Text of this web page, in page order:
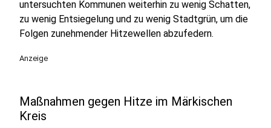
untersuchten Kommunen weiterhin zu wenig Schatten,
zu wenig Entsiegelung und zu wenig Stadtgrün, um die
Folgen zunehmender Hitzewellen abzufedern.
Anzeige
Maßnahmen gegen Hitze im Märkischen
Kreis